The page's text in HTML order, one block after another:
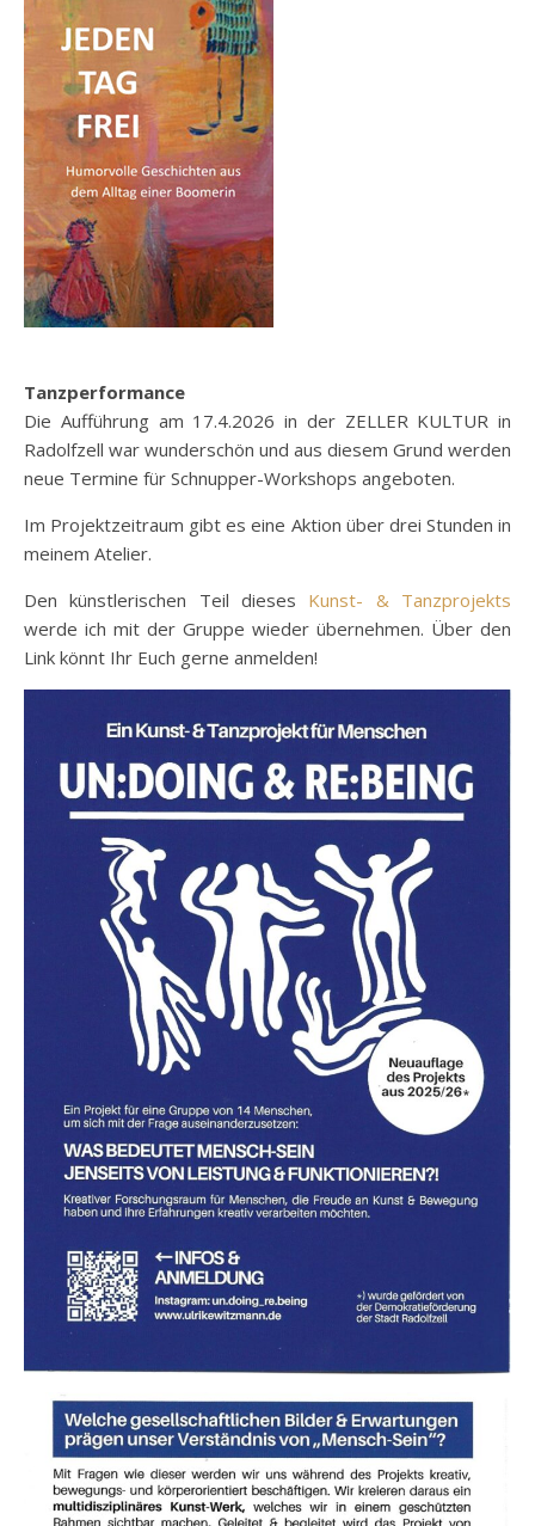
Tanzperformance
Die Aufführung am 17.4.2026 in der ZELLER KULTUR in
Radolfzell war wunderschön und aus diesem Grund werden
neue Termine für Schnupper-Workshops angeboten.
Im Projektzeitraum gibt es eine Aktion über drei Stunden in
meinem Atelier.
Den künstlerischen Teil dieses Kunst- & Tanzprojekts
werde ich mit der Gruppe wieder übernehmen. Über den
Link könnt Ihr Euch gerne anmelden!